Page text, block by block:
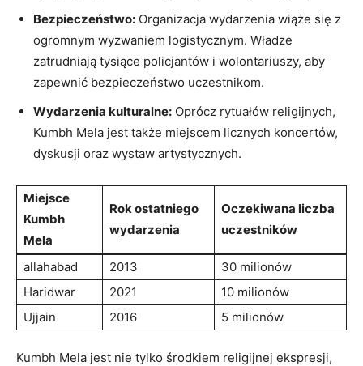
Bezpieczeństwo: Organizacja wydarzenia wiąże się z
ogromnym wyzwaniem logistycznym. Władze
zatrudniają tysiące policjantów i wolontariuszy, aby
zapewnić bezpieczeństwo uczestnikom.
Wydarzenia kulturalne: Oprócz rytuałów religijnych,
Kumbh Mela jest także miejscem licznych koncertów,
dyskusji oraz wystaw artystycznych.
Miejsce
Kumbh
Mela
Rok ostatniego
wydarzenia
Oczekiwana liczba
uczestników
allahabad 2013
30 milionów
Haridwar
2021
10 milionów
Ujjain
2016 5 milionów
Kumbh Mela jest nie tylko środkiem religijnej ekspresji,